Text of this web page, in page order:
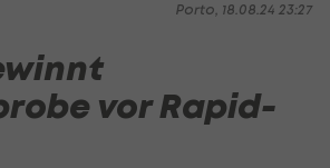
Porto, 18.08.24 23:27
vor Rapid-